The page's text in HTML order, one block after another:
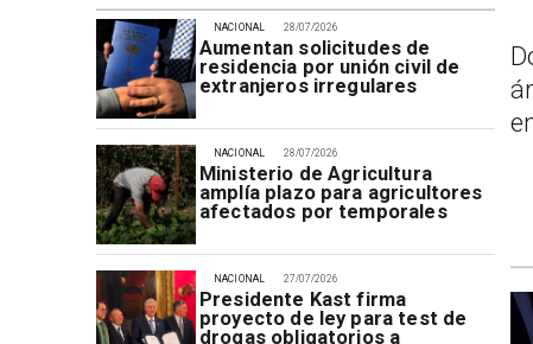
28/07/2026
Aumentan solicitudes de
residencia por unión civil de
extranjeros irregulares
NACIONAL
28/07/2026
Ministerio de Agricultura
amplía plazo para agricultores
afectados por temporales
NACIONAL
27/07/2026
Presidente Kast firma
proyecto de ley para test de
drogas obligatorios a
NACIONAL